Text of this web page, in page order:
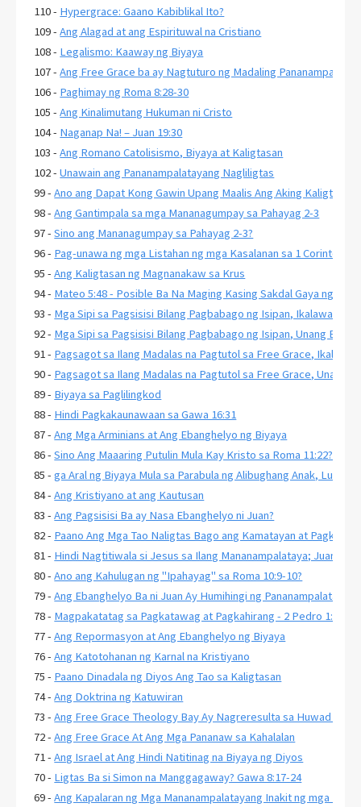
110 - Hypergrace: Gaano Kabiblikal Ito?
109 -Ang Alagad at ang Espirituwal na Cristiano
108 - Legalismo: Kaaway ng Biyaya
107 -Ang Free Grace ba ay Nagtuturo ng Madaling
106 - Paghimay ng Roma 8:28-30
105 -Ang Kinalimutang Hukuman ni Cristo
104 - Naganap Na! – Juan 19:30
103 -Ang Romano Catolisismo, Biyaya at Kaligtasan
102 -Unawain ang Pananampalatayang Nagliligtas
99 -Ano ang Dapat Kong Gawin Upang Maalis Ang Aking Kaligtasan?
98 -Ang Gantimpala sa mga Mananagumpay sa Pahayag 2-3
97 -Sino ang Mananagumpay sa Pahayag 2-3?
96 - Pag-unawa ng mga Listahan ng mga Kasalanan sa 1 Corinto
95 -Ang Kaligtasan ng Magnanakaw sa Krus
94 - Mateo 5:48 - Posible Ba Na Maging Kasing Sakdal Gaya ng
93 - Mga Sipi sa Pagsisisi Bilang Pagbabago ng Isipan, Ikalawang
92 - Mga Sipi sa Pagsisisi Bilang Pagbabago ng Isipan, Unang
91 - Pagsagot sa Ilang Madalas na Pagtutol sa Free Grace,
90 - Pagsagot sa Ilang Madalas na Pagtutol sa Free Grace, Unang
89 - Biyaya sa Paglilingkod
88 - Hindi Pagkakaunawaan sa Gawa 16:31
87 -Ang Mga Arminians at Ang Ebanghelyo ng Biyaya
86 -Sino Ang Maaaring Putulin Mula Kay Kristo sa Roma 11:22?
85 -ga Aral ng Biyaya Mula sa Parabula ng Alibughang Anak, Lukas
84 -Ang Kristiyano at ang Kautusan
83 -Ang Pagsisisi Ba ay Nasa Ebanghelyo ni Juan?
82 - Paano Ang Mga Tao Naligtas Bago ang Kamatayan at
81 - Hindi Nagtitiwala si Jesus sa Ilang Mananampalataya; Juan
80 -Ano ang Kahulugan ng "Ipahayag" sa Roma 10:9-10?
79 -Ang Ebanghelyo Ba ni Juan Ay Humihingi ng Pananampalataya
78 - Magpakatatag sa Pagkatawag at Pagkahirang - 2 Pedro 1:10-11
77 -Ang Repormasyon at Ang Ebanghelyo ng Biyaya
76 -Ang Katotohanan ng Karnal na Kristiyano
75 - Paano Dinadala ng Diyos Ang Tao sa Kaligtasan
74 -Ang Doktrina ng Katuwiran
73 -Ang Free Grace Theology Bay Ay Nagreresulta sa Huwad na
72 -Ang Free Grace At Ang Mga Pananaw sa Kahalalan
71 -Ang Israel at Ang Hindi Natitinag na Biyaya ng Diyos
70 - Ligtas Ba si Simon na Manggagaway? Gawa 8:17-24
69 -Ang Kapalaran ng Mga Mananampalatayang Inakit ng mga